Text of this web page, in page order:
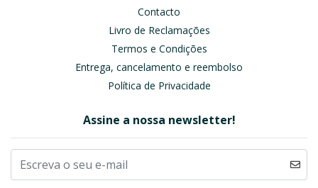
Contacto
Livro de Reclamações
Termos e Condições
Entrega, cancelamento e reembolso
Política de Privacidade
Assine a nossa newsletter!